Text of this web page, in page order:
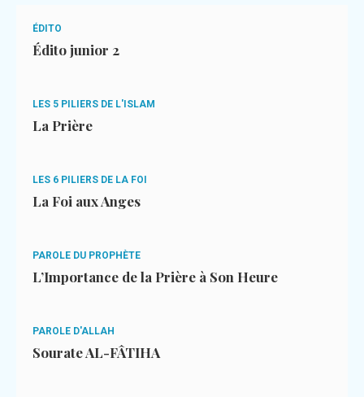
ÉDITO
Édito junior 2
LES 5 PILIERS DE L'ISLAM
La Prière
LES 6 PILIERS DE LA FOI
La Foi aux Anges
PAROLE DU PROPHÈTE
L’Importance de la Prière à Son Heure
PAROLE D'ALLAH
Sourate AL-FÂTIHA